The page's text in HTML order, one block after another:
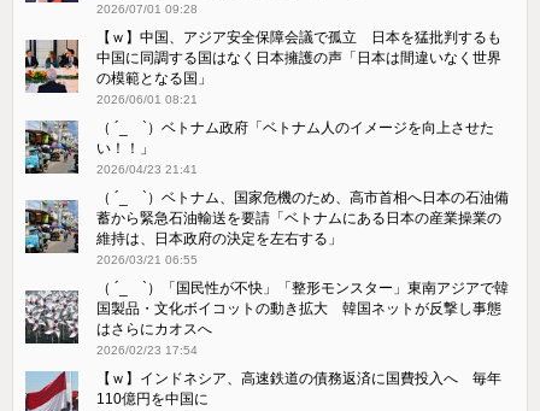
2026/07/01 09:28
【ｗ】中国、アジア安全保障会議で孤立 日本を猛批判するも
中国に同調する国はなく日本擁護の声「日本は間違いなく世界
の模範となる国」
2026/06/01 08:21
（ ´_ゝ`）ベトナム政府「ベトナム人のイメージを向上させた
い！！」
2026/04/23 21:41
（ ´_ゝ`）ベトナム、国家危機のため、高市首相へ日本の石油備
蓄から緊急石油輸送を要請「ベトナムにある日本の産業操業の
維持は、日本政府の決定を左右する」
2026/03/21 06:55
（ ´_ゝ`）「国民性が不快」「整形モンスター」東南アジアで韓
国製品・文化ボイコットの動き拡大 韓国ネットが反撃し事態
はさらにカオスへ
2026/02/23 17:54
【ｗ】インドネシア、高速鉄道の債務返済に国費投入へ 毎年
110億円を中国に